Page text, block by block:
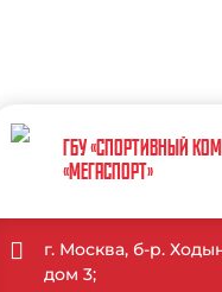
ГБУ «СПОРТИВНЫЙ
«МЕГАСПОРТ»
г. Москва, б-р.
дом 3;